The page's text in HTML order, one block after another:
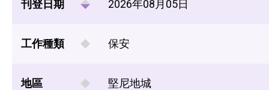
刊登日期 2026年08月05日
工作種類 保安
地區 堅尼地城